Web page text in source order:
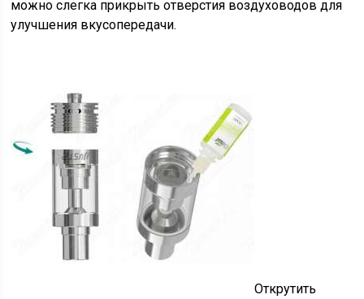
можно слегка прикрыть отверстия воздуховодов для
улучшения вкусопередачи.
Открутить